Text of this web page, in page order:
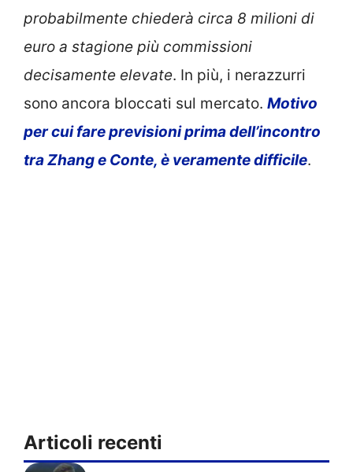
probabilmente chiederà circa 8 milioni di
euro a stagione più commissioni
decisamente elevate. In più, i nerazzurri
sono ancora bloccati sul mercato. Motivo
per cui fare previsioni prima dell’incontro
tra Zhang e Conte, è veramente difficile.
Articoli recenti